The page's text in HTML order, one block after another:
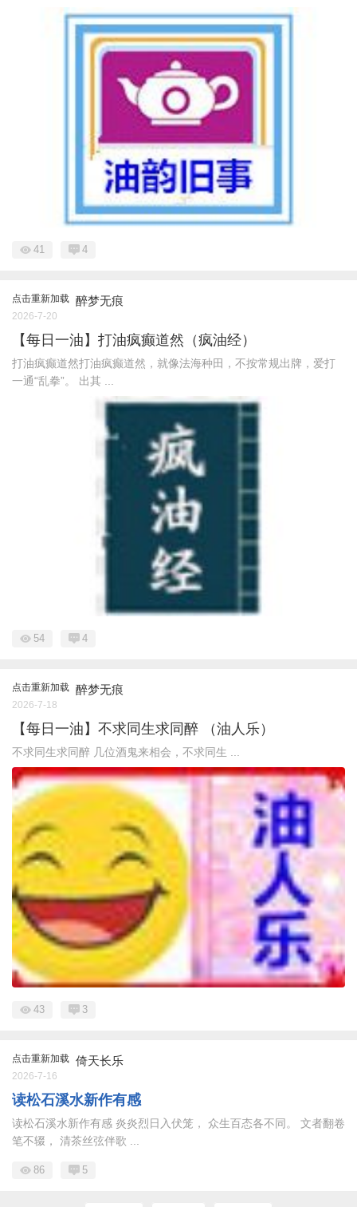
41 4
点击重新加载 醉梦无痕
2026-7-20
【每日一油】打油疯癫道然（疯油经）
打油疯癫道然打油疯癫道然，就像法海种田，不按常规出牌，爱打
一通“乱拳”。 出其 ...
54 4
点击重新加载 醉梦无痕
2026-7-18
【每日一油】不求同生求同醉 （油人乐）
不求同生求同醉 几位酒鬼来相会，不求同生 ...
43 3
点击重新加载 倚天长乐
2026-7-16
读松石溪水新作有感
读松石溪水新作有感 炎炎烈日入伏笼， 众生百态各不同。 文者翻卷
笔不辍， 清茶丝弦伴歌 ...
86 5